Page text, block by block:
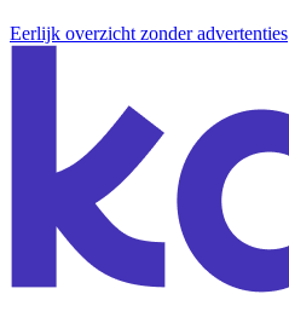
Eerlijk overzicht zonder advertenties